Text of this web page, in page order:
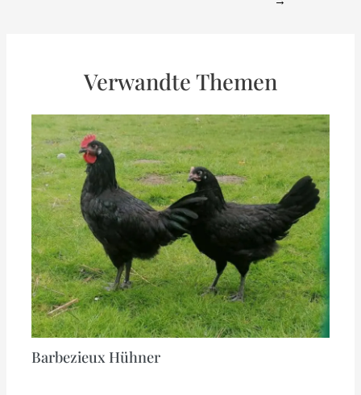
Verwandte Themen
Barbezieux Hühner